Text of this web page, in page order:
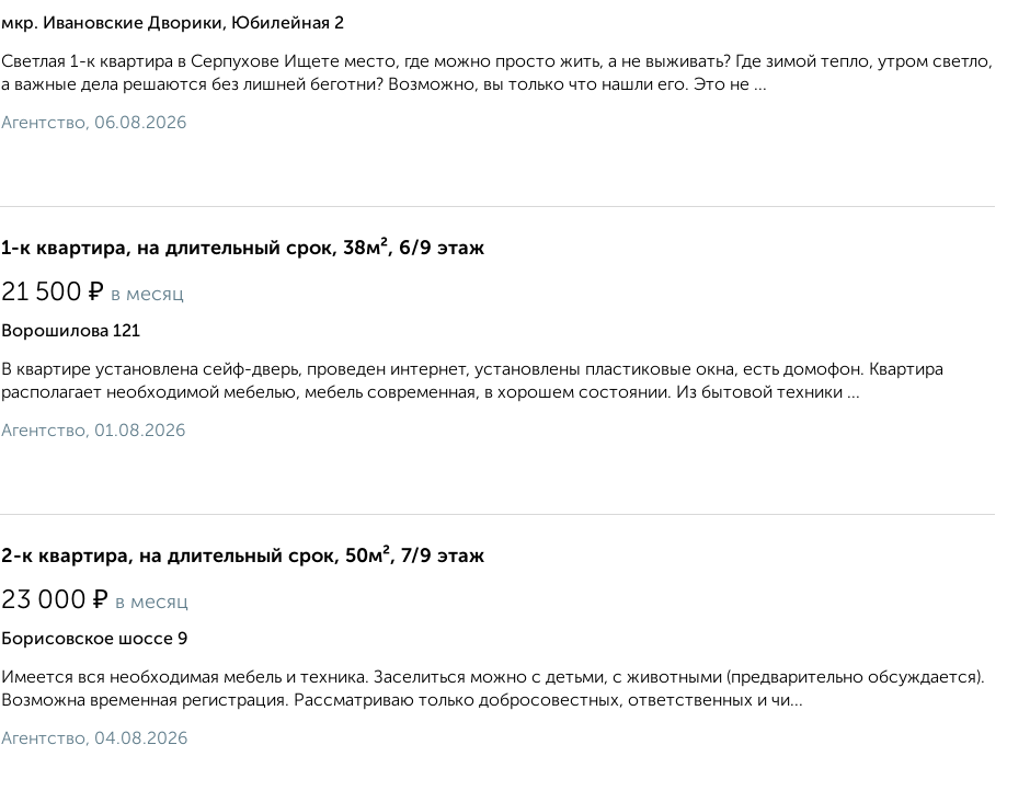
мкр. Ивановские Дворики, Юбилейная 2
Светлая 1-к квартира в Серпухове Ищете место, где можно просто жить, а не выживать? Где зимой тепло, утром светло,
а важные дела решаются без лишней беготни? Возможно, вы только что нашли его. Это не ...
Агентство, 06.08.2026
1-к квартира, на длительный срок, 38м², 6/9 этаж
21 500 ₽ в месяц
Ворошилова 121
В квартире установлена сейф-дверь, проведен интернет, установлены пластиковые окна, есть домофон. Квартира
располагает необходимой мебелью, мебель современная, в хорошем состоянии. Из бытовой техники ...
Агентство, 01.08.2026
2-к квартира, на длительный срок, 50м², 7/9 этаж
23 000 ₽ в месяц
Борисовское шоссе 9
Имеется вся необходимая мебель и техника. Заселиться можно с детьми, с животными (предварительно обсуждается).
Возможна временная регистрация. Рассматриваю только добросовестных, ответственных и чи...
Агентство, 04.08.2026